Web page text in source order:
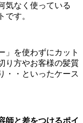
気なく使っている
です。
」を使わずにカット
り方やお客様の髪質
・・といったケース
師と差をつけるポイ